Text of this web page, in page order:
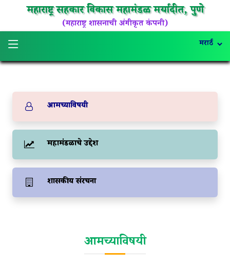
महाराष्ट्र सहकार विकास महामंडळ मर्यादीत, पुणे
(महाराष्ट्र शासनाची अंगीकृत कंपनी)
आमच्याविषयी
महामंडळाचे उद्देश
प्रशासकीय संरचना
आमच्याविषयी